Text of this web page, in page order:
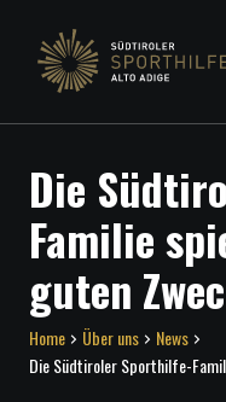
Die
Familie
guten
Home Über uns
News
Die Südtiroler Sporthilfe-